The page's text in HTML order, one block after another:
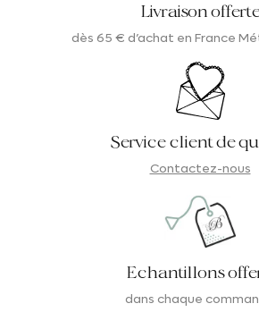
Livraison offerte
dès 65 € d’achat en France
Service client de
Contactez-nous
Echantillons
dans chaque